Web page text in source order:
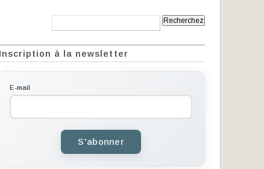
Inscription à la newsletter
E-mail
S'abonner